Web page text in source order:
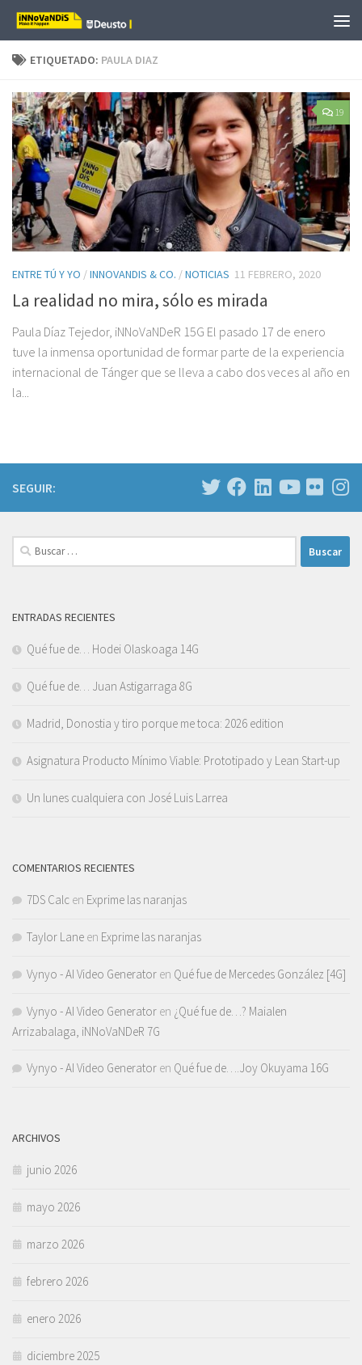
Saltar al contenido
ETIQUETADO: PAULA DIAZ
19
ENTRE TÚ Y YO /INNOVANDIS & CO. /NOTICIAS 11 FEBRERO, 2020
La realidad no mira, sólo es mirada
Paula Díaz Tejedor, iNNoVaNDeR 15G El pasado 17 de enero
tuve la inmensa oportunidad de formar parte de la experiencia
internacional de Tánger que se lleva a cabo dos veces al año en
la...
SEGUIR:
Buscar:
ENTRADAS RECIENTES
Qué fue de… Hodei Olaskoaga 14G
Qué fue de… Juan Astigarraga 8G
Madrid, Donostia y tiro porque me toca: 2026 edition
Asignatura Producto Mínimo Viable: Prototipado y Lean Start-up
Un lunes cualquiera con José Luis Larrea
COMENTARIOS RECIENTES
7DS Calc en Exprime las naranjas
Taylor Lane en Exprime las naranjas
Vynyo - AI Video Generator en Qué fue de Mercedes González [4G]
Vynyo - AI Video Generator en ¿Qué fue de…? Maialen
Arrizabalaga, iNNoVaNDeR 7G
Vynyo - AI Video Generator en Qué fue de….Joy Okuyama 16G
ARCHIVOS
junio 2026
mayo 2026
marzo 2026
febrero 2026
enero 2026
diciembre 2025